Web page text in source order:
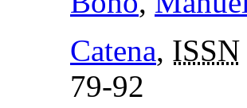
Catena, ISSN
79-92